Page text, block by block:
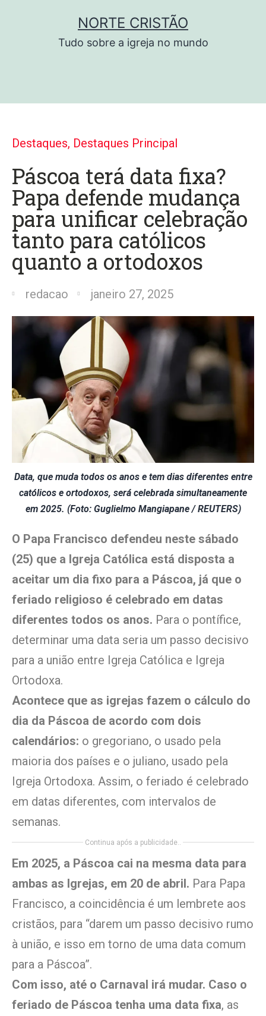
NORTE CRISTÃO
Tudo sobre a igreja no mundo
Destaques, Destaques Principal
Páscoa terá data fixa?
Papa defende mudança
para unificar celebração
tanto para católicos
quanto a ortodoxos
redacao janeiro 27, 2025
Data, que muda todos os anos e tem dias diferentes entre
católicos e ortodoxos, será celebrada simultaneamente
em 2025. (Foto: Guglielmo Mangiapane / REUTERS)
O Papa Francisco defendeu neste sábado
(25) que a Igreja Católica está disposta a
aceitar um dia fixo para a Páscoa, já que o
feriado religioso é celebrado em datas
diferentes todos os anos. Para o pontífice,
determinar uma data seria um passo decisivo
para a união entre Igreja Católica e Igreja
Ortodoxa.
Acontece que as igrejas fazem o cálculo do
dia da Páscoa de acordo com dois
calendários: o gregoriano, o usado pela
maioria dos países e o juliano, usado pela
Igreja Ortodoxa. Assim, o feriado é celebrado
em datas diferentes, com intervalos de
semanas.
Continua após a publicidade..
Em 2025, a Páscoa cai na mesma data para
ambas as Igrejas, em 20 de abril. Para Papa
Francisco, a coincidência é um lembrete aos
cristãos, para “darem um passo decisivo rumo
à união, e isso em torno de uma data comum
para a Páscoa”.
Com isso, até o Carnaval irá mudar. Caso o
feriado de Páscoa tenha uma data fixa, as